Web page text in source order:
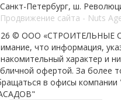
Санкт-Петербург, ш.
Продвижение сайта - Nuts
© ООО «СТРОИТЕЛЬНЫЕ
что информация,
характер и
офертой. За более
в офисы